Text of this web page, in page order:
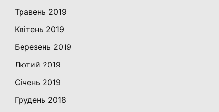
Травень 2019
Квітень 2019
Березень 2019
Лютий 2019
Січень 2019
Грудень 2018